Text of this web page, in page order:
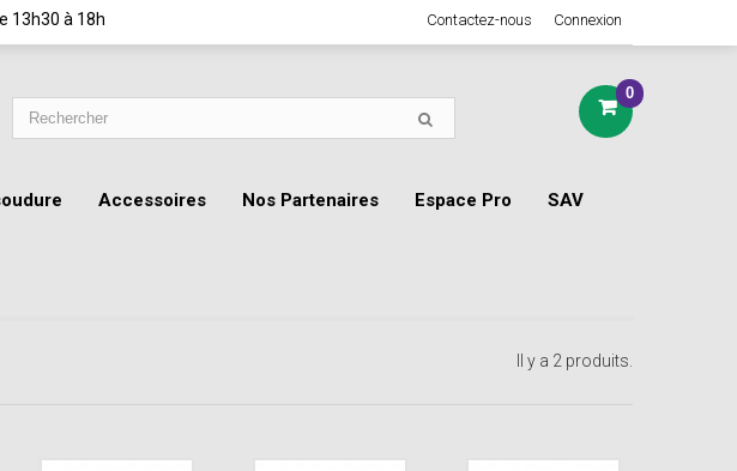
Connexion
Contactez-nous
13h30 à 18h
0
Accessoires Nos Partenaires Espace Pro SAV
Il y a 2 produits.